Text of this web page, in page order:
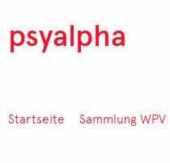
psyalpha
Pfadnavigation
Startseite Sammlung WPV